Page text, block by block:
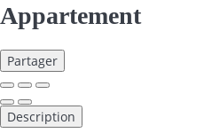
Appartement
Partager
Description